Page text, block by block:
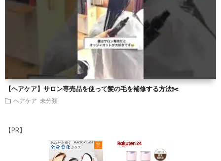
【ヘアケア】サロン専売品を使って髪の毛を補修する方法✂️
ヘアケア 未分類
【PR】